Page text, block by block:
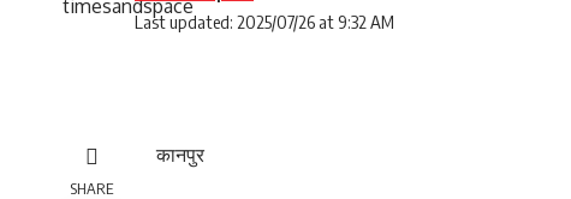
Last updated: 2025/07/26 at 9:32 AM
SHARE
कानपुर